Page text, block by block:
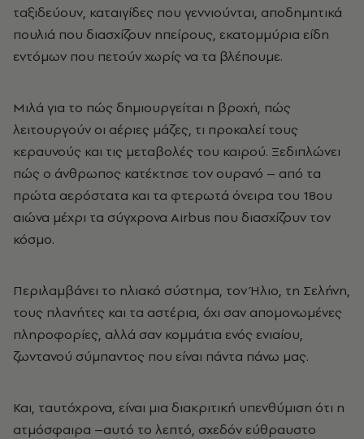
ταξιδεύουν, καταιγίδες που γεννιούνται, αποδημητικά
πουλιά που διασχίζουν ηπείρους, εκατομμύρια είδη
εντόμων που πετούν χωρίς να τα βλέπουμε.
Μιλά για το πώς δημιουργείται η βροχή, πώς
λειτουργούν οι αέριες μάζες, τι προκαλεί τους
κεραυνούς και τις μεταβολές του καιρού. Ξεδιπλώνει
πώς ο άνθρωπος κατέκτησε τον ουρανό – από τα
πρώτα αερόστατα και τα φτερωτά όνειρα του 18ου
αιώνα μέχρι τα σύγχρονα Airbus που διασχίζουν τον
κόσμο.
Περιλαμβάνει το ηλιακό σύστημα, τον Ήλιο, τη Σελήνη,
τους πλανήτες και τα αστέρια, όχι σαν απομονωμένες
πληροφορίες, αλλά σαν κομμάτια ενός ενιαίου,
ζωντανού σύμπαντος που είναι πάντα πάνω μας.
Και, ταυτόχρονα, είναι μια διακριτική υπενθύμιση ότι η
ατμόσφαιρα –αυτό το λεπτό, σχεδόν εύθραυστο